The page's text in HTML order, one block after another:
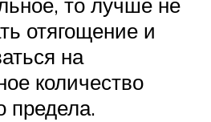
то лучше не
отягощение и
на
количество
предела.